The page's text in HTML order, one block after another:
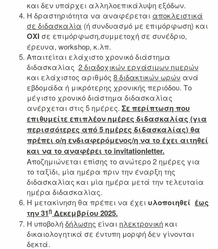
και δεν υπάρχει αλληλοεπικάλυψη εξόδων.
Η δραστηριότητα να αναφέρεται αποκλειστικά
σε διδασκαλία (ή συνδυασμό με επιμόρφωση) και
ΟΧΙ σε επιμόρφωση,συμμετοχή σε συνέδριο,
έρευνα, workshop, κ.λπ.
Απαιτείται ελάχιστο χρονικό διάστημα
διδασκαλίας 2 διαδοχικών εργάσιμων ημερών
και ελάχιστος αριθμός 8 διδακτικών ωρών ανά
εβδομάδα ή μικρότερης χρονικής περιόδου. Το
μέγιστο χρονικό διάστημα διδασκαλίας
ανέρχεται στις 5 ημέρες. Σε περίπτωση που
επιθυμείτε επιπλέον ημέρες διδασκαλίας (για
περισσότερες από 5 ημέρες διδασκαλίας) θα
πρέπει ο/η ενδιαφερόμενος/η να το έχει αιτηθεί
και να το αναφέρει το invitationletter.
Αποζημιώνεται επίσης το ανώτερο 2 ημέρες για
το ταξίδι, μία ημέρα πριν την έναρξη της
διδασκαλίας και μία ημέρα μετά την τελευταία
ημέρα διδασκαλίας.
Η μετακίνηση θα πρέπει να έχει υλοποιηθεί έως
την 31η Δεκεμβρίου 2025.
Η υποβολήδήλωσης είναι ηλεκτρονικήκαι
δικαιολογητικά σε έντυπη μορφή δεν γίνονται
δεκτά.